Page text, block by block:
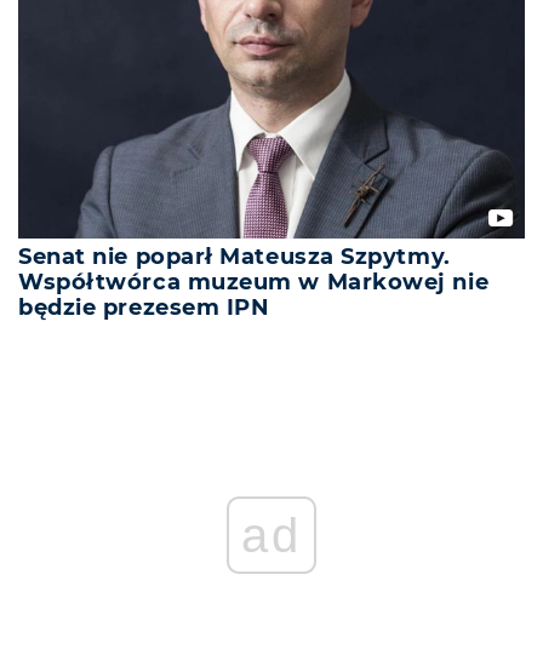
Senat nie poparł Mateusza Szpytmy.
Współtwórca muzeum w Markowej nie
będzie prezesem IPN
ad